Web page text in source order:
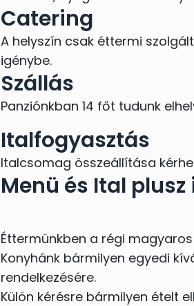
Catering
A helyszín csak éttermi
igénybe.
Szállás
Panziónkban 14 főt tudunk
Italfogyasztás
Italcsomag összeállítása
Menü és Ital
Éttermünkben a régi
Konyhánk bármilyen egyedi
rendelkezésére.
Külön kérésre bármilyen ételt